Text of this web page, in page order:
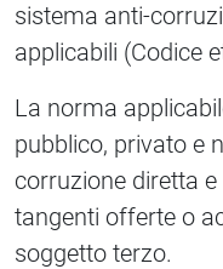
sistema anti-
applicabili (Codice
La norma
pubblico, privato e
corruzione diretta
tangenti offerte o
soggetto terzo.